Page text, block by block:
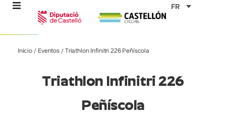
Aller
FR
Inicio/ Eventos/ Triathlon Infinitri 226 Peñíscola
Triathlon Infinitri 226
Peñíscola